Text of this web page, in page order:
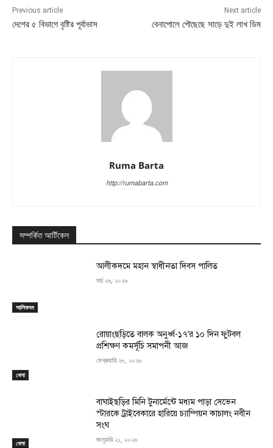
Previous article
দেশের ৫ বিভাগে বৃষ্টির পূর্বাভাস
Next article
বেনাপোলে পৌছেছে সাড়ে দুই লাখ ডিম
Ruma Barta
http://rumabarta.com
সম্পর্কিত আর্টিকেল
আলিকদম
‎আলীকদমে মহান স্বাধীনতা দিবস পালিত
মার্চ ২৬, ২০২৬
খেলা
রোয়াংছড়িতে বালক অনুর্ধ্ব-১৭’র ১০ দিন ফুটবল
প্রশিক্ষণ কমর্সূচি সমাপনী আজ
ফেব্রুয়ারি ২৮, ২০২৬
খেলা
বাঘাইছড়ির মিনি টুনার্মেন্টে মধ্যম পাড়া সেভেন
স্টারকে ট্রাইবেকারে হারিয়ে চ্যাম্পিয়ন কাচালং নবীন
সংঘ
জানুয়ারি ২১, ২০২৬